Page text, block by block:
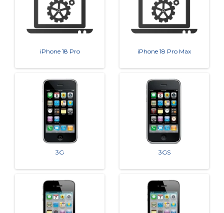
iPhone 18 Pro iPhone 18 Pro Max
3G 3GS